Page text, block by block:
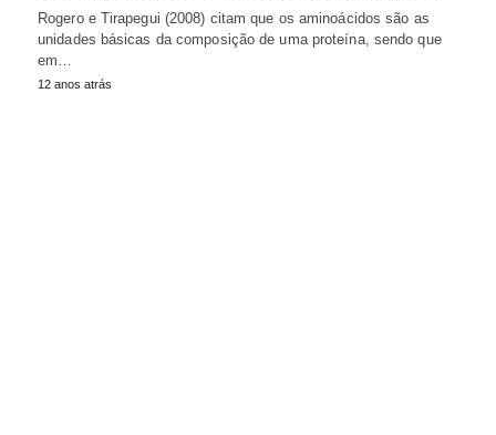
Rogero e Tirapegui (2008) citam que os aminoácidos são as
unidades básicas da composição de uma proteína, sendo que
em…
12 anos atrás